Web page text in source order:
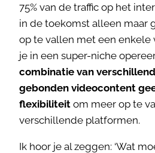
75% van de traffic op het
in de toekomst alleen maar
op te vallen met een enkele
je in een super-niche
combinatie van
gebonden videocontent
flexibiliteit om meer op te
verschillende platformen.
Ik hoor je al zeggen: ‘Wat